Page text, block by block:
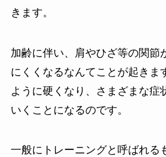
きます。
加齢に伴い、肩やひざ等の関節
にくくなるなんてことが起きま
ように硬くなり、さまざまな症
いくことになるのです。
一般にトレーニングと呼ばれる